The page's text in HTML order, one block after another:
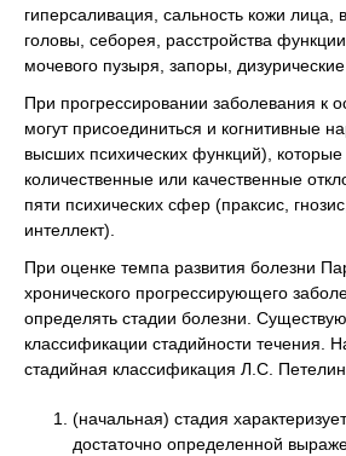
гиперсаливация, сальность кожи лица,
головы, себорея, расстройства
мочевого пузыря, запоры, дизурические
При прогрессировании заболевания к
могут присоединиться и когнитивные
высших психических функций),
количественные или качественные
пяти психических сфер (праксис,
интеллект).
При оценке темпа развития болезни
хронического прогрессирующего
определять стадии болезни.
классификации стадийности течения.
стадийная классификация Л.С.
(начальная) стадия
достаточно определенной